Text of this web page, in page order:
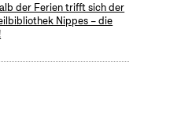
der Ferien trifft sich der
Nippes – die